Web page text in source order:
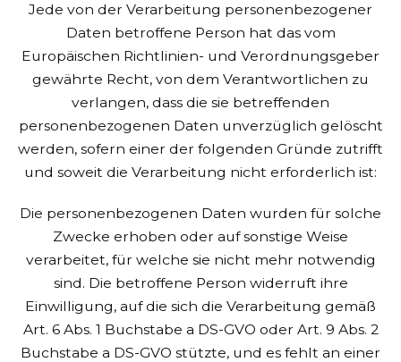
Jede von der Verarbeitung personenbezogener
Daten betroffene Person hat das vom
Europäischen Richtlinien- und Verordnungsgeber
gewährte Recht, von dem Verantwortlichen zu
verlangen, dass die sie betreffenden
personenbezogenen Daten unverzüglich gelöscht
werden, sofern einer der folgenden Gründe zutrifft
und soweit die Verarbeitung nicht erforderlich ist:
Die personenbezogenen Daten wurden für solche
Zwecke erhoben oder auf sonstige Weise
verarbeitet, für welche sie nicht mehr notwendig
sind. Die betroffene Person widerruft ihre
Einwilligung, auf die sich die Verarbeitung gemäß
Art. 6 Abs. 1 Buchstabe a DS-GVO oder Art. 9 Abs. 2
Buchstabe a DS-GVO stützte, und es fehlt an einer